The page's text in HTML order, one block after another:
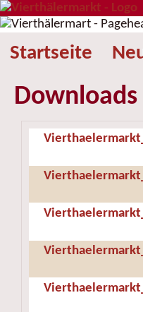
Startseite
Downloads